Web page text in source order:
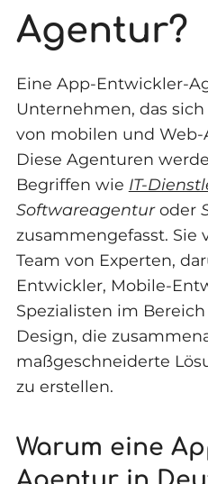
Agentur?
Eine App-Entwickler-
Unternehmen, das
von mobilen und Web-
Diese Agenturen
Begriffen wie IT-
Softwareagenturoder
zusammengefasst. Sie
Team von Experten,
Entwickler, Mobile-
Spezialisten im
Design, die
maßgeschneiderte
zu erstellen.
Warum eine